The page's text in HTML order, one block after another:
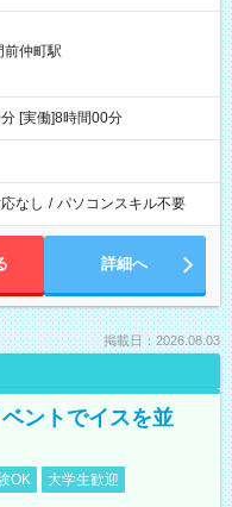
前仲町駅
[実働]8時間00分
なし / パソコンスキル不要
詳細へ
掲載日：2026.08.03
ントでイスを並
OK
大学生歓迎